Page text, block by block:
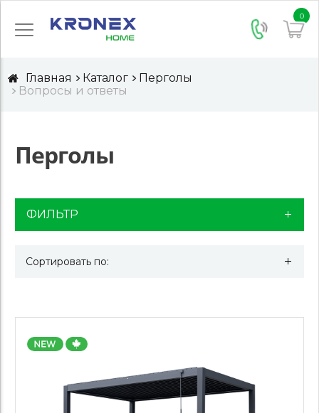
0
Главная Каталог
Перголы
Вопросы и ответы
Перголы
ФИЛЬТР
Сортировать по: